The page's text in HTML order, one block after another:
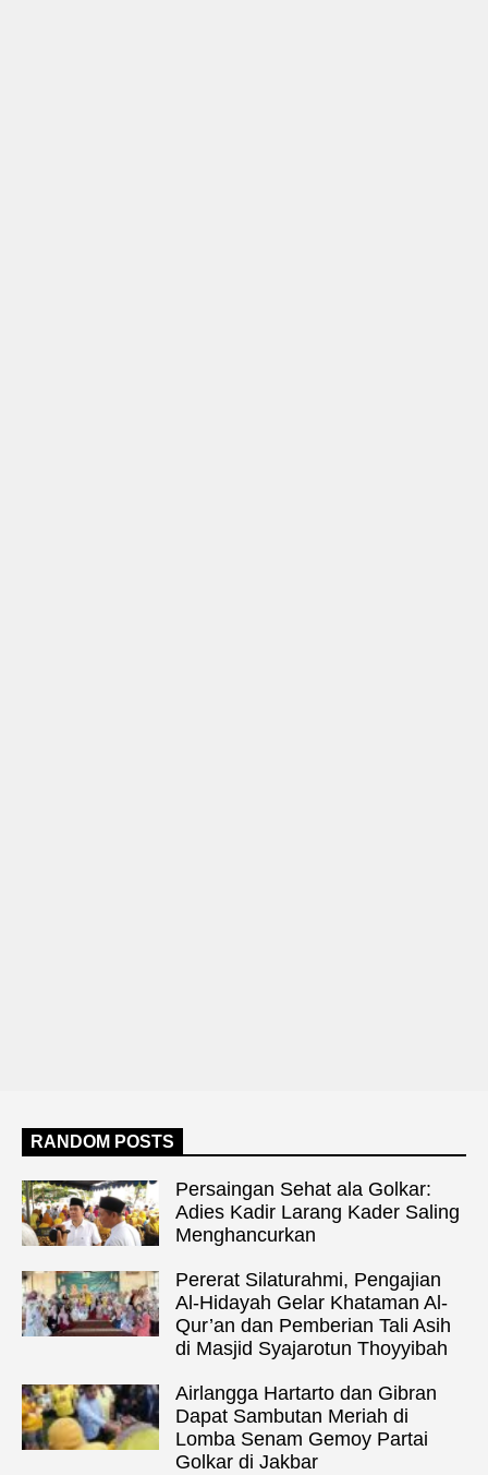
RANDOM POSTS
Persaingan Sehat ala Golkar:
Adies Kadir Larang Kader Saling
Menghancurkan
Pererat Silaturahmi, Pengajian
Al-Hidayah Gelar Khataman Al-
Qur’an dan Pemberian Tali Asih
di Masjid Syajarotun Thoyyibah
Airlangga Hartarto dan Gibran
Dapat Sambutan Meriah di
Lomba Senam Gemoy Partai
Golkar di Jakbar